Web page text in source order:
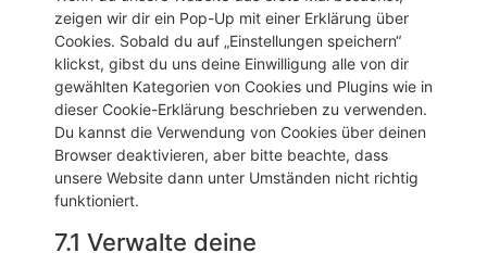
zeigen wir dir ein Pop-Up mit einer Erklärung über
Cookies. Sobald du auf „Einstellungen speichern“
klickst, gibst du uns deine Einwilligung alle von dir
gewählten Kategorien von Cookies und Plugins wie in
dieser Cookie-Erklärung beschrieben zu verwenden.
Du kannst die Verwendung von Cookies über deinen
Browser deaktivieren, aber bitte beachte, dass
unsere Website dann unter Umständen nicht richtig
funktioniert.
7.1 Verwalte deine